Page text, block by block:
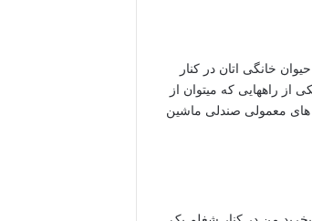
خانگی اتان در کنار
راههایی که میتوان از
معمولی صندلی ماشین